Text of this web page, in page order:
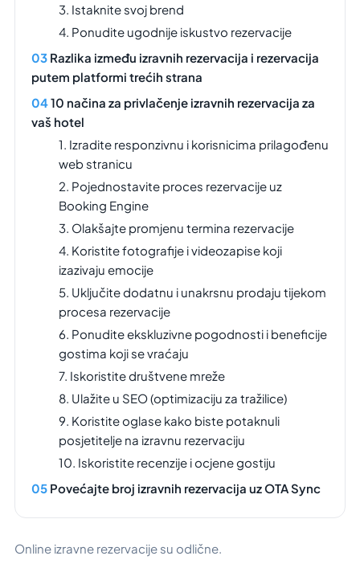
3. Istaknite svoj brend
4. Ponudite ugodnije iskustvo rezervacije
Razlika između izravnih rezervacija i rezervacija
putem platformi trećih strana
10 načina za privlačenje izravnih rezervacija za
vaš hotel
1. Izradite responzivnu i korisnicima prilagođenu
web stranicu
2. Pojednostavite proces rezervacije uz
Booking Engine
3. Olakšajte promjenu termina rezervacije
4. Koristite fotografije i videozapise koji
izazivaju emocije
5. Uključite dodatnu i unakrsnu prodaju tijekom
procesa rezervacije
6. Ponudite ekskluzivne pogodnosti i beneficije
gostima koji se vraćaju
7. Iskoristite društvene mreže
8. Ulažite u SEO (optimizaciju za tražilice)
9. Koristite oglase kako biste potaknuli
posjetitelje na izravnu rezervaciju
10. Iskoristite recenzije i ocjene gostiju
Povećajte broj izravnih rezervacija uz OTA Sync
Online izravne rezervacije su odlične.